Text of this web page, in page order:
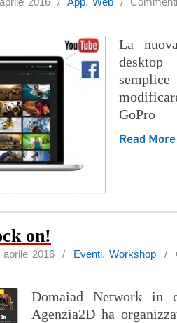
La
GoPro
Read
on!
2016 / Eventi,Workshop /
Domaiad Network in
Agenzia2D ha